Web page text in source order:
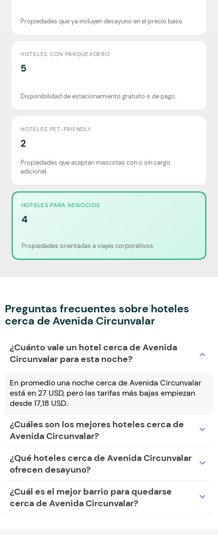
Propiedades que ya incluyen desayuno en el precio base.
HOTELES CON PARQUEADERO
5
Disponibilidad de estacionamiento gratuito o de pago.
HOTELES PET-FRIENDLY
2
Propiedades que aceptan mascotas con o sin cargo
adicional.
HOTELES PARA NEGOCIOS
4
Propiedades orientadas a viajes corporativos.
Preguntas frecuentes sobre hoteles
cerca de Avenida Circunvalar
¿Cuánto vale un hotel cerca de Avenida
Circunvalar para esta noche?
expand_more
En promedio una noche cerca de Avenida Circunvalar
está en 27 USD, pero las tarifas más bajas empiezan
desde 17,18 USD.
¿Cuáles son los mejores hoteles cerca de
Avenida Circunvalar?
expand_more
¿Qué hoteles cerca de Avenida Circunvalar
ofrecen desayuno?
expand_more
¿Cuál es el mejor barrio para quedarse
cerca de Avenida Circunvalar?
expand_more